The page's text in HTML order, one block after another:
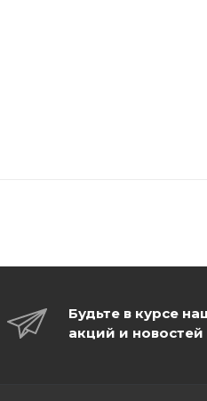
Будьте в курсе
акций и новостей